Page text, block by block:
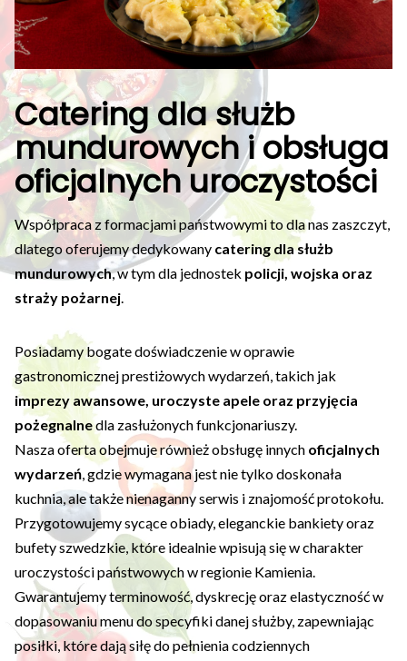
Catering dla służb
mundurowych i obsługa
oficjalnych uroczystości
Współpraca z formacjami państwowymi to dla nas zaszczyt,
dlatego oferujemy dedykowany catering dla służb
mundurowych, w tym dla jednostek policji, wojska oraz
straży pożarnej
Posiadamy bogate doświadczenie w oprawie
gastronomicznej prestiżowych wydarzeń, takich jak
imprezy awansowe, uroczyste apele oraz przyjęcia
pożegnalnedla zasłużonych funkcjonariuszy.
Nasza oferta obejmuje również obsługę innych oficjalnych
wydarzeń , gdzie wymagana jest nie tylko doskonała
kuchnia, ale także nienaganny serwis i znajomość protokołu.
Przygotowujemy sycące obiady, eleganckie bankiety oraz
bufety szwedzkie, które idealnie wpisują się w charakter
uroczystości państwowych w regionie Kamienia.
Gwarantujemy terminowość, dyskrecję oraz elastyczność w
dopasowaniu menu do specyfiki danej służby, zapewniając
posiłki, które dają siłę do pełnienia codziennych